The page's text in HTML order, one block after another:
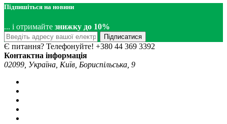
Підпишіться на новини
... і отримайте знижку до 10%
Підписатися
Є питання? Телефонуйте! +380 44 369 3392
Контактна інформація
02099, Україна, Київ, Бориспільська, 9